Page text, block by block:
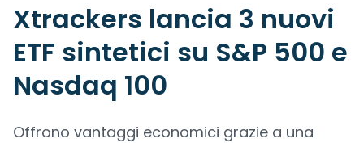
Xtrackers lancia 3 nuovi
ETF sintetici su S&P 500 e
Nasdaq 100
Offrono vantaggi economici grazie a una